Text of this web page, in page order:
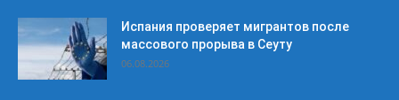
Испания проверяет мигрантов после
массового прорыва в Сеуту
06.08.2026